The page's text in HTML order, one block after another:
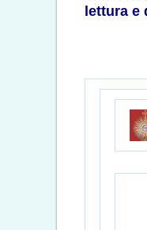
lettura e